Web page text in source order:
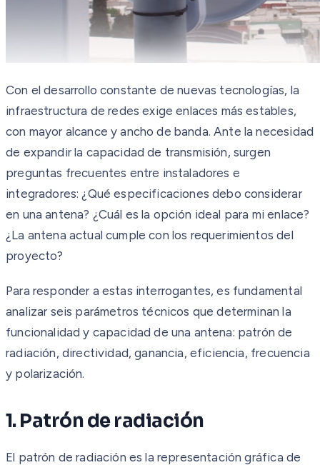
Con el desarrollo constante de nuevas tecnologías, la
infraestructura de redes exige enlaces más estables,
con mayor alcance y ancho de banda. Ante la necesidad
de expandir la capacidad de transmisión, surgen
preguntas frecuentes entre instaladores e
integradores: ¿Qué especificaciones debo considerar
en una antena? ¿Cuál es la opción ideal para mi enlace?
¿La antena actual cumple con los requerimientos del
proyecto?
Para responder a estas interrogantes, es fundamental
analizar seis parámetros técnicos que determinan la
funcionalidad y capacidad de una antena: patrón de
radiación, directividad, ganancia, eficiencia, frecuencia
y polarización.
1. Patrón de radiación
El patrón de radiación es la representación gráfica de